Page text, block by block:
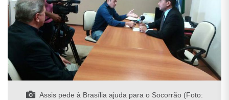
Assis pede à Brasília ajuda para o Socorrão (Foto: